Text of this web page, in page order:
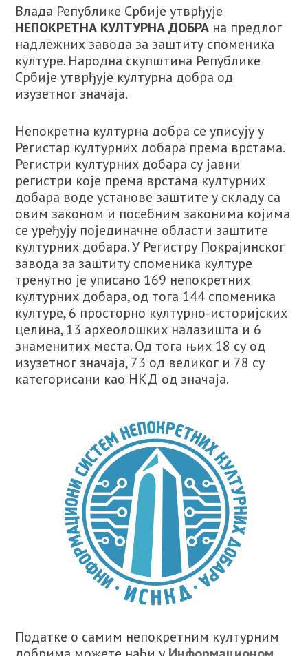
Влада Републике Србије утврђује
НЕПОКРЕТНА КУЛТУРНА ДОБРА на предлог
надлежних завода за заштиту споменика
културе. Народна скупштина Републике
Србије утврђује културна добра од
изузетног значаја.
Непокретна културна добра се уписују у
Регистар културних добара према врстама.
Регистри културних добара су јавни
регистри које према врстама културних
добара воде установе заштите у складу са
овим законом и посебним законима којима
се уређују појединачне области заштите
културних добара. У Регистру Покрајинског
завода за заштиту споменика културе
тренутно је уписано 169 непокретних
културних добара, од тога 144 споменика
културе, 6 просторно културно-историјских
целина, 13 археолошких налазишта и 6
знаменитих места. Од тога њих 18 су од
изузетног значаја, 73 од великог и 78 су
категорисани као НКД од значаја.
Податке о самим непокретним културним